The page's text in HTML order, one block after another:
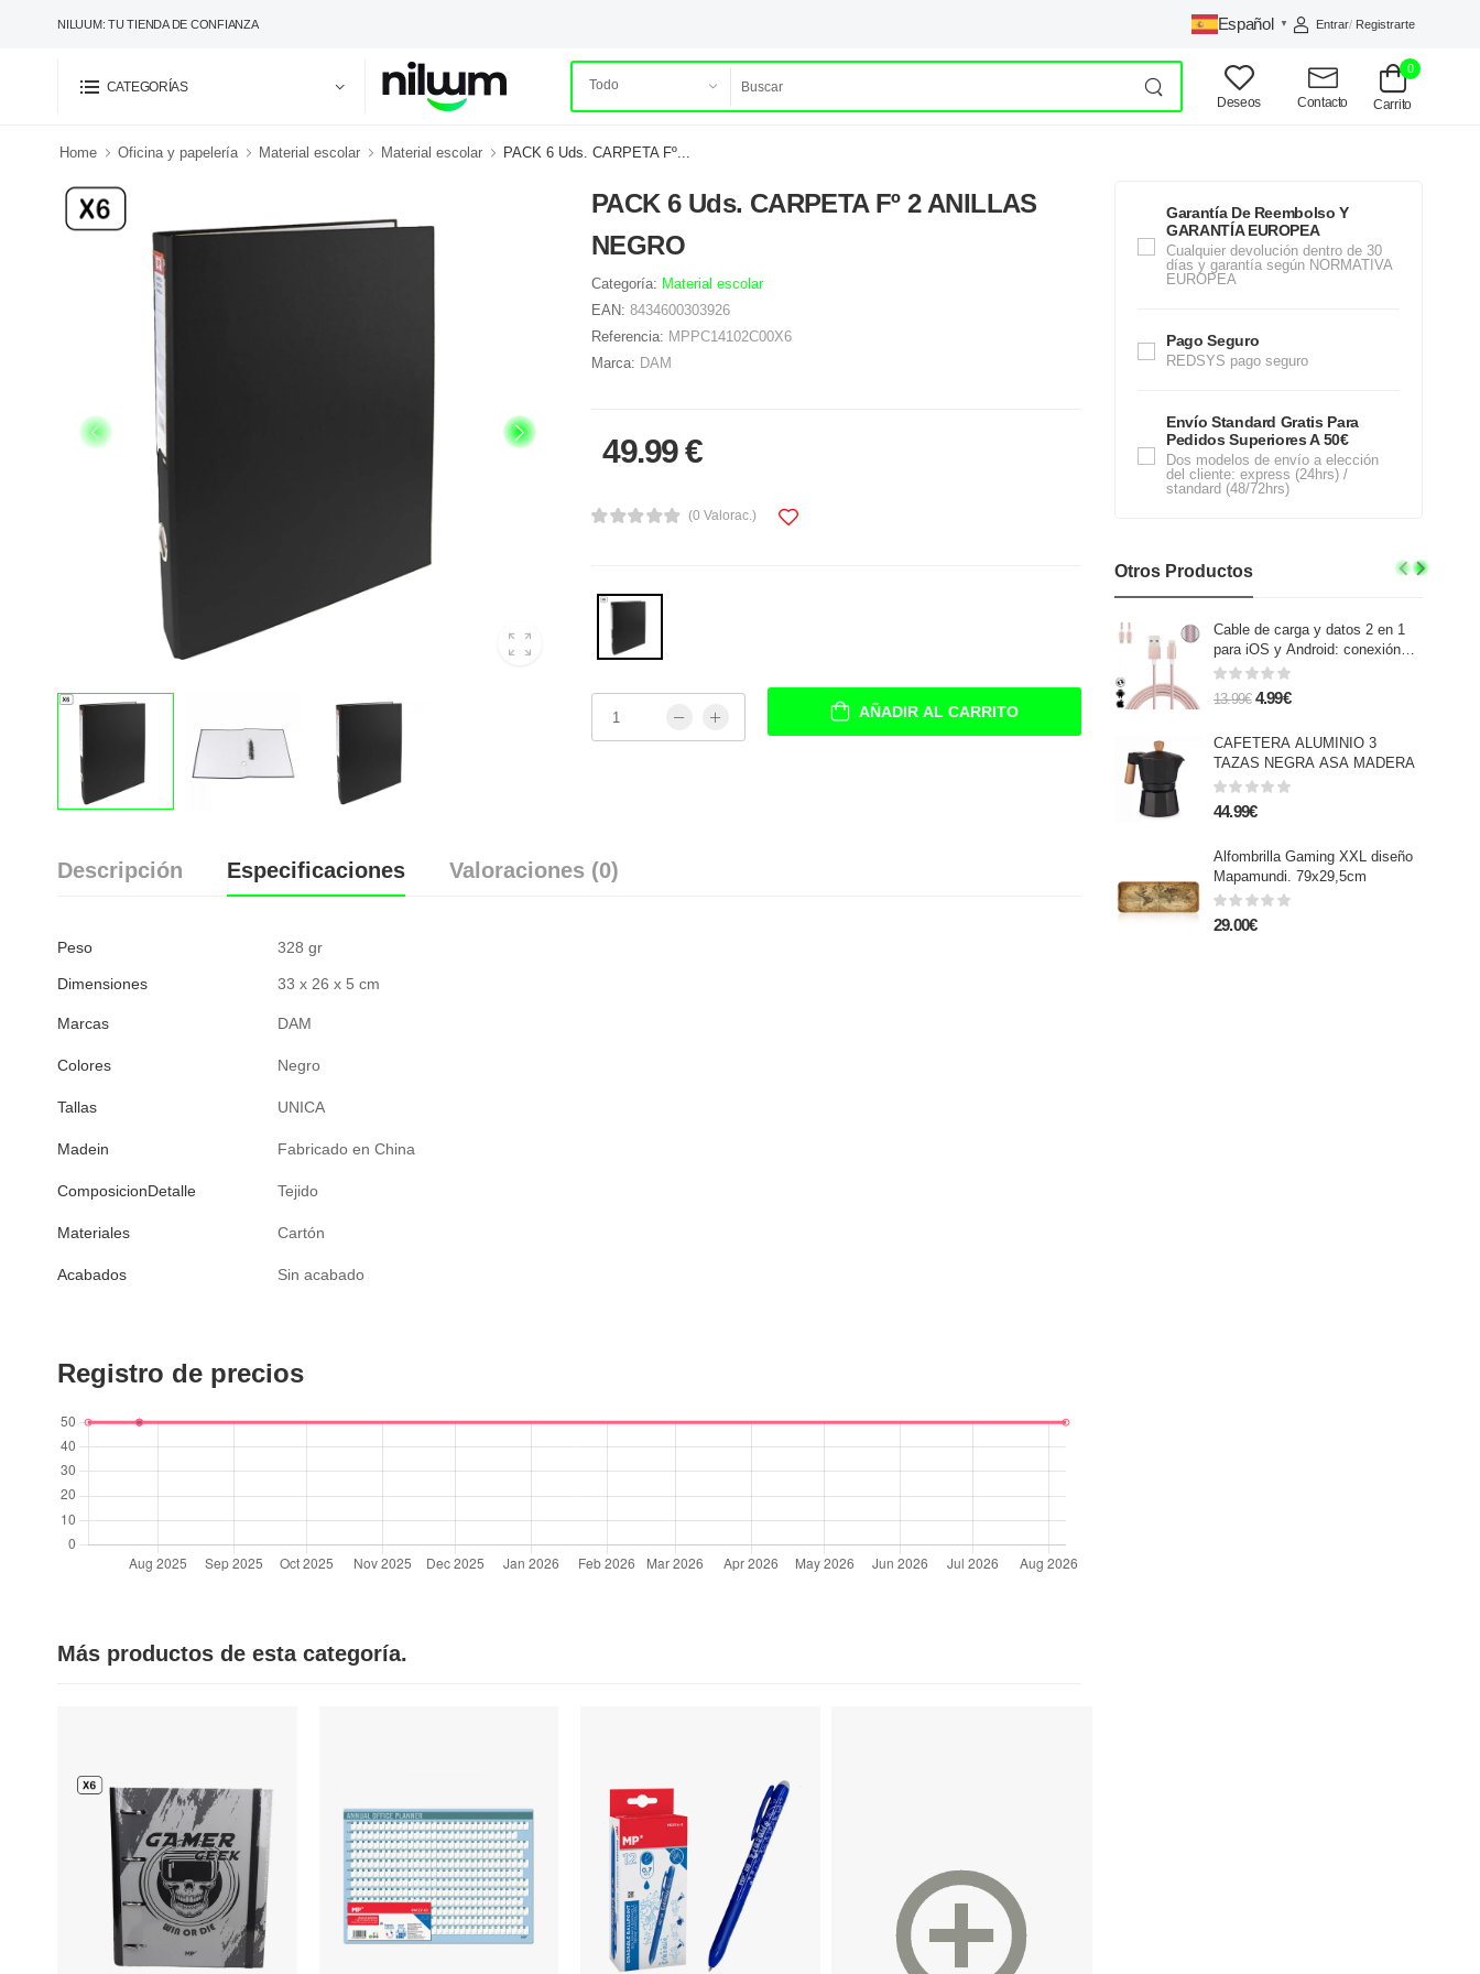
NILUUM: TU TIENDA DE CONFIANZA Español ▼ Entrar/ Registrarte
CATEGORÍAS
Deseos
Contacto
0
Carrito
Home Oficina y papelería Material escolar Material escolar PACK 6 Uds. CARPETA Fº...
PACK 6 Uds. CARPETA Fº 2 ANILLAS
NEGRO
Categoría: Material escolar
EAN: 8434600303926
Referencia: MPPC14102C00X6
Marca: DAM
49.99 €
(0 Valorac.)
AÑADIR AL CARRITO
Descripción Especificaciones Valoraciones (0)
Peso 328 gr
Dimensiones 33 x 26 x 5 cm
Marcas DAM
Colores Negro
Tallas UNICA
Madein Fabricado en China
ComposicionDetalle Tejido
Materiales Cartón
Acabados Sin acabado
Registro de precios
Más productos de esta categoría.
Garantía De Reembolso Y
GARANTÍA EUROPEA
Cualquier devolución dentro de 30
días y garantía según NORMATIVA
EUROPEA
Pago Seguro
REDSYS pago seguro
Envío Standard Gratis Para
Pedidos Superiores A 50€
Dos modelos de envío a elección
del cliente: express (24hrs) /
standard (48/72hrs)
Otros Productos
Cable de carga y datos 2 en 1
para iOS y Android: conexión
Lightning y Micro USB.
13.99€ 4.99€
CAFETERA ALUMINIO 3
TAZAS NEGRA ASA MADERA
44.99€
Alfombrilla Gaming XXL diseño
Mapamundi. 79x29,5cm
29.00€